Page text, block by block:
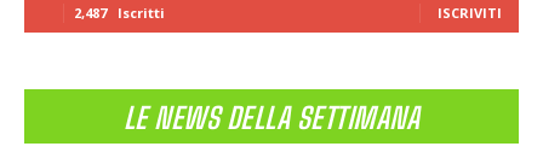
2,487 Iscritti ISCRIVITI
LE NEWS DELLA SETTIMANA